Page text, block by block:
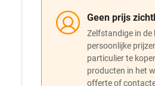
Geen prijs
Zelfstandige in
persoonlijke
particulier te
producten in het
offerte of